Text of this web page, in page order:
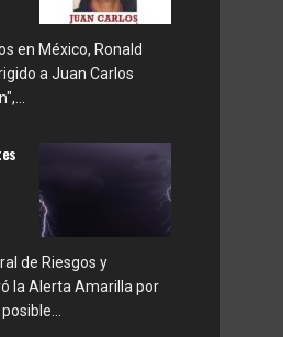
en México, Ronald
a Juan Carlos
de Riesgos y
la Alerta Amarilla por